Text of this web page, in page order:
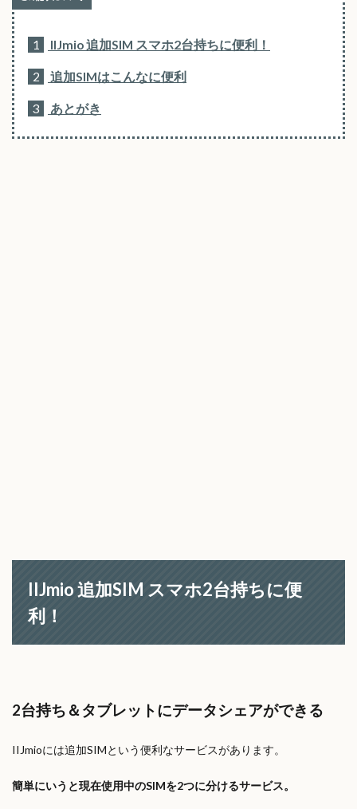
1 IIJmio 追加SIM スマホ2台持ちに便利！
2 追加SIMはこんなに便利
3 あとがき
IIJmio 追加SIM スマホ2台持ちに便
利！
2台持ち＆タブレットにデータシェアができる
IIJmioには追加SIMという便利なサービスがあります。
簡単にいうと現在使用中のSIMを2つに分けるサービス。